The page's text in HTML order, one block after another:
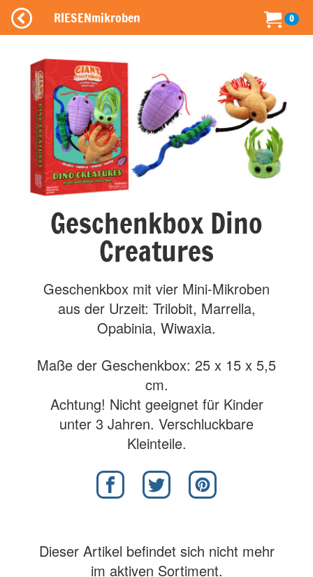
RIESENmikroben 0
Geschenkbox Dino
Creatures
Geschenkbox mit vier Mini-Mikroben
aus der Urzeit: Trilobit, Marrella,
Opabinia, Wiwaxia.
Maße der Geschenkbox: 25 x 15 x 5,5
cm.
Achtung! Nicht geeignet für Kinder
unter 3 Jahren. Verschluckbare
Kleinteile.
Dieser Artikel befindet sich nicht mehr
im aktiven Sortiment.